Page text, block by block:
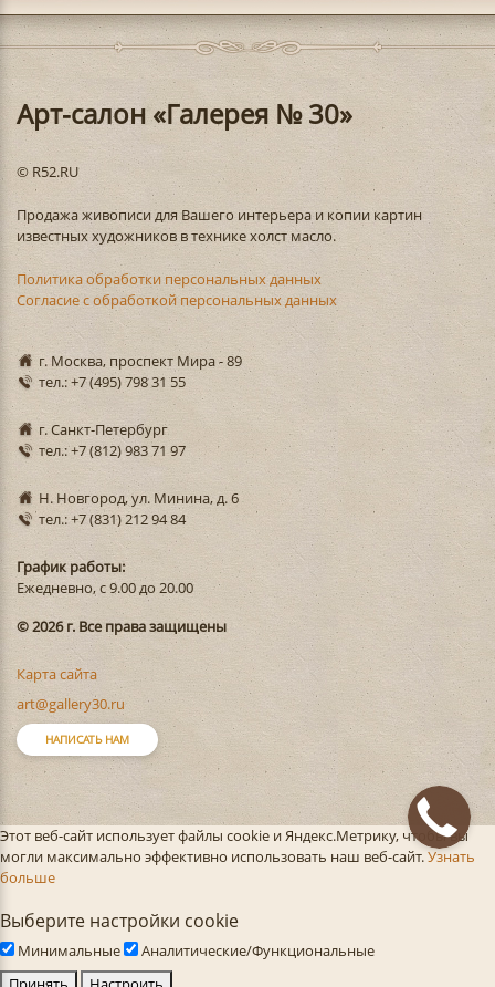
Арт-салон «Галерея № 30»
© R52.RU
Продажа живописи для Вашего интерьера и копии картин
известных художников в технике холст масло.
Политика обработки персональных данных
Согласие с обработкой персональных данных
г. Москва, проспект Мира - 89
тел.: +7 (495) 798 31 55
г. Санкт-Петербург
тел.: +7 (812) 983 71 97
Н. Новгород, ул. Минина, д. 6
тел.: +7 (831) 212 94 84
График работы:
Ежедневно, с 9.00 до 20.00
© 2026 г. Все права защищены
Карта сайта
art@gallery30.ru
НАПИСАТЬ НАМ
Этот веб-сайт использует файлы cookie и Яндекс.Метрику, чтобы вы
могли максимально эффективно использовать наш веб-сайт.Узнать
больше
Выберите настройки cookie
Минимальные
Аналитические/Функциональные